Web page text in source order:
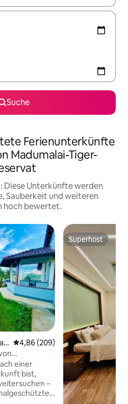
Suche
Ferienunterkünfte
Madumalai-Tiger-
Diese Unterkünfte werden
Sauberkeit und weiteren
hoch bewertet.
Durchschnittliche Bewertung:
4,86 (209)
und
einer
bist,
–
Superhost
Superhost